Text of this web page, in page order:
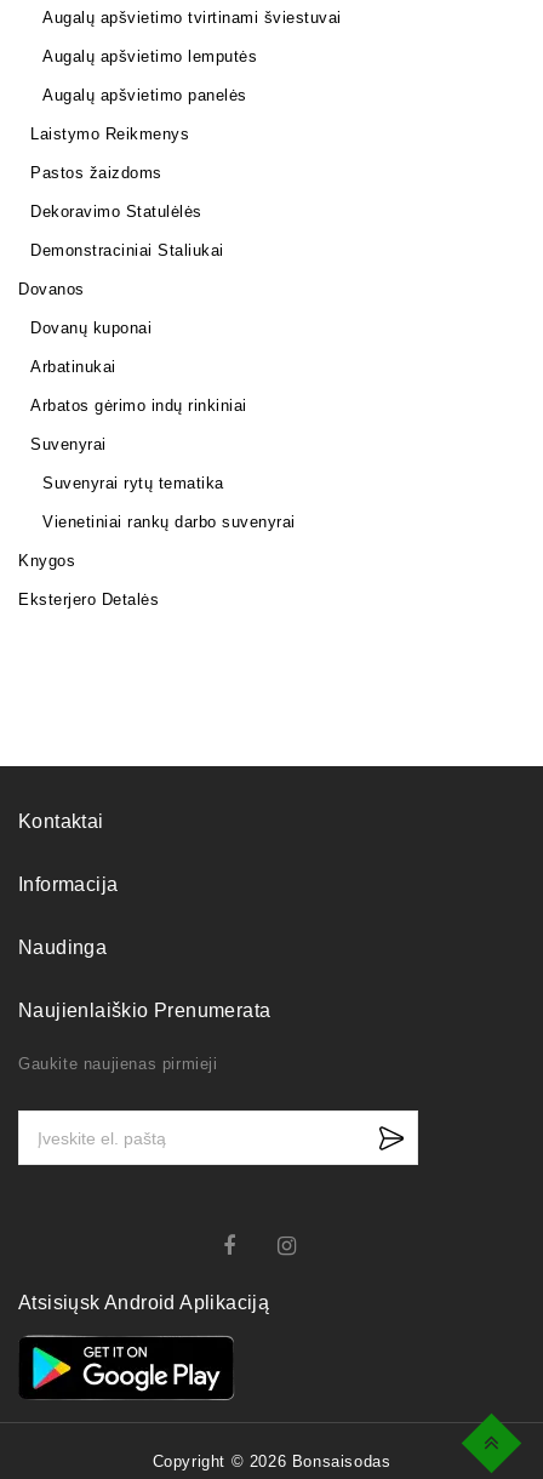
Augalų apšvietimo tvirtinami šviestuvai
Augalų apšvietimo lemputės
Augalų apšvietimo panelės
Laistymo Reikmenys
Pastos žaizdoms
Dekoravimo Statulėlės
Demonstraciniai Staliukai
Dovanos
Dovanų kuponai
Arbatinukai
Arbatos gėrimo indų rinkiniai
Suvenyrai
Suvenyrai rytų tematika
Vienetiniai rankų darbo suvenyrai
Knygos
Eksterjero Detalės
Kontaktai
Informacija
Naudinga
Naujienlaiškio Prenumerata
Gaukite naujienas pirmieji
Atsisiųsk Android Aplikaciją
Copyright © 2026 Bonsaisodas